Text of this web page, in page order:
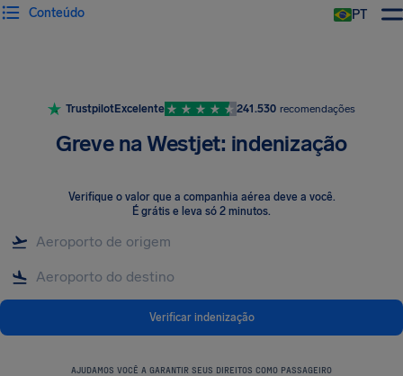
PT
Conteúdo
TrustpilotExcelente 241.530 recomendações
Greve na Westjet: indenização
Verifique o valor que a companhia aérea deve a você.
É grátis e leva só 2 minutos.
Verificar indenização
AJUDAMOS VOCÊ A GARANTIR SEUS DIREITOS COMO PASSAGEIRO